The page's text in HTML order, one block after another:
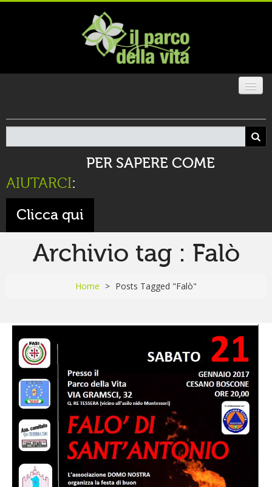
GALLERIA
SOSTIENICI
SPAZIO FESTE
PER SAPERE COME
AIUTARCI:
Clicca qui
Archivio tag : Falò
Home > Posts Tagged "Falò"